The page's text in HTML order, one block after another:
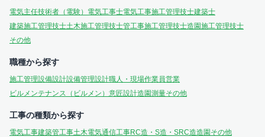
電気主任技術者（電験） 電気工事士電気工事施工管理技士建築士
建築施工管理技士土木施工管理技士管工事施工管理技士造園施工管理技士
その他
職種から探す
施工管理設備設計設備管理設計職人・現場作業員営業
ビルメンテナンス（ビルメン） 意匠設計造園測量その他
工事の種類から探す
電気工事建築管工事土木電気通信工事RC造・S造・SRC造造園 その他